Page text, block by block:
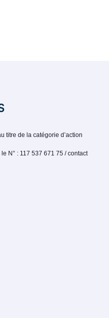
titre de la catégorie d’action
N° : 117 537 671 75 / contact